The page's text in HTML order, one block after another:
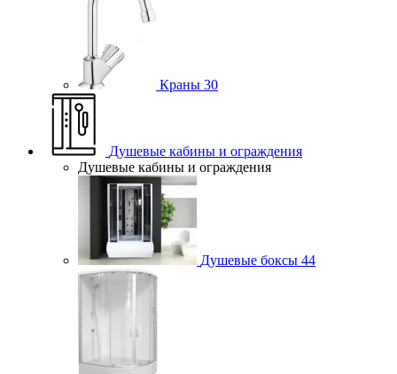
Краны 30
Душевые кабины и ограждения
Душевые кабины и ограждения
Душевые боксы 44